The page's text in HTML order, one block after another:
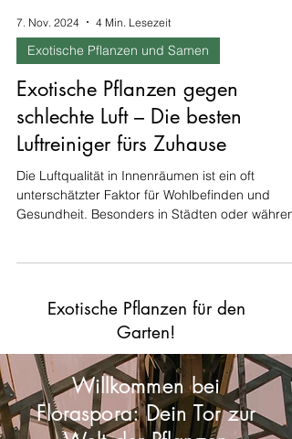
7. Nov. 2024 4 Min. Lesezeit
Exotische Pflanzen und Samen
Exotische Pflanzen gegen
schlechte Luft – Die besten
Luftreiniger fürs Zuhause
Die Luftqualität in Innenräumen ist ein oft
Exotische Pflanzen für den
Garten!
Willkommen bei